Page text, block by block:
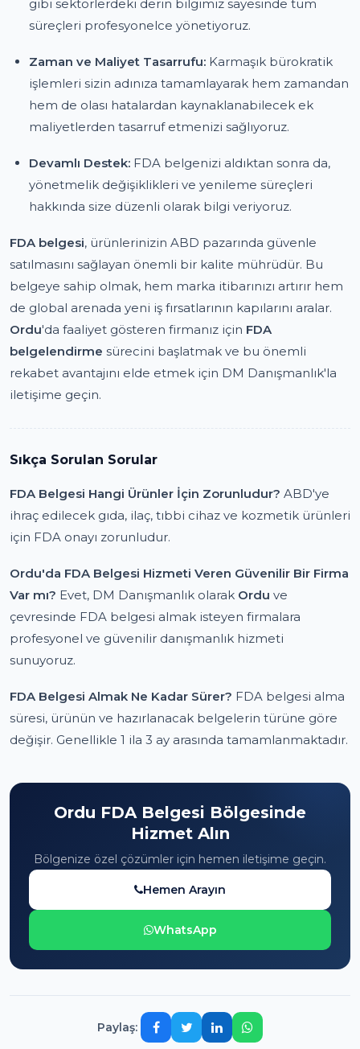
gibi sektörlerdeki derin bilgimiz sayesinde tüm
süreçleri profesyonelce yönetiyoruz.
Zaman ve Maliyet Tasarrufu: Karmaşık bürokratik
işlemleri sizin adınıza tamamlayarak hem zamandan
hem de olası hatalardan kaynaklanabilecek ek
maliyetlerden tasarruf etmenizi sağlıyoruz.
Devamlı Destek: FDA belgenizi aldıktan sonra da,
yönetmelik değişiklikleri ve yenileme süreçleri
hakkında size düzenli olarak bilgi veriyoruz.
FDA belgesi, ürünlerinizin ABD pazarında güvenle
satılmasını sağlayan önemli bir kalite mührüdür. Bu
belgeye sahip olmak, hem marka itibarınızı artırır hem
de global arenada yeni iş fırsatlarının kapılarını aralar.
Ordu'da faaliyet gösteren firmanız için FDA
belgelendirme sürecini başlatmak ve bu önemli
rekabet avantajını elde etmek için DM Danışmanlık'la
iletişime geçin.
Sıkça Sorulan Sorular
FDA Belgesi Hangi Ürünler İçin Zorunludur? ABD'ye
ihraç edilecek gıda, ilaç, tıbbi cihaz ve kozmetik ürünleri
için FDA onayı zorunludur.
Ordu'da FDA Belgesi Hizmeti Veren Güvenilir Bir Firma
Var mı? Evet, DM Danışmanlık olarak Ordu ve
çevresinde FDA belgesi almak isteyen firmalara
profesyonel ve güvenilir danışmanlık hizmeti
sunuyoruz.
FDA Belgesi Almak Ne Kadar Sürer? FDA belgesi alma
süresi, ürünün ve hazırlanacak belgelerin türüne göre
değişir. Genellikle 1 ila 3 ay arasında tamamlanmaktadır.
Ordu FDA Belgesi Bölgesinde
Hizmet Alın
Bölgenize özel çözümler için hemen iletişime geçin.
Hemen Arayın
WhatsApp
Paylaş: